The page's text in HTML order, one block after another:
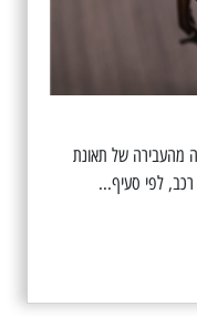
מהעבירה של תאונת
רכב, לפי סעיף...